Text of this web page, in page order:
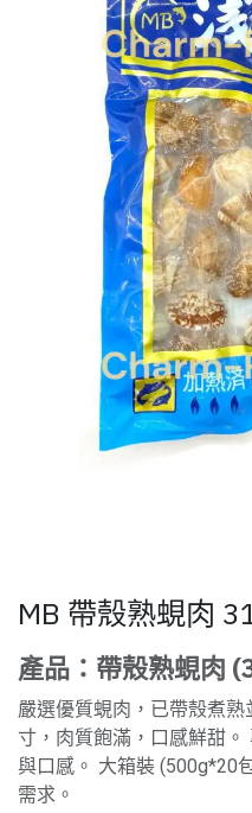
MB 帶殼熟蜆肉
產品：帶殼熟蜆肉
嚴選優質蜆肉，已帶殼煮
寸，肉質飽滿，口感鮮甜
與口感。 大箱裝 (500g*20
需求。